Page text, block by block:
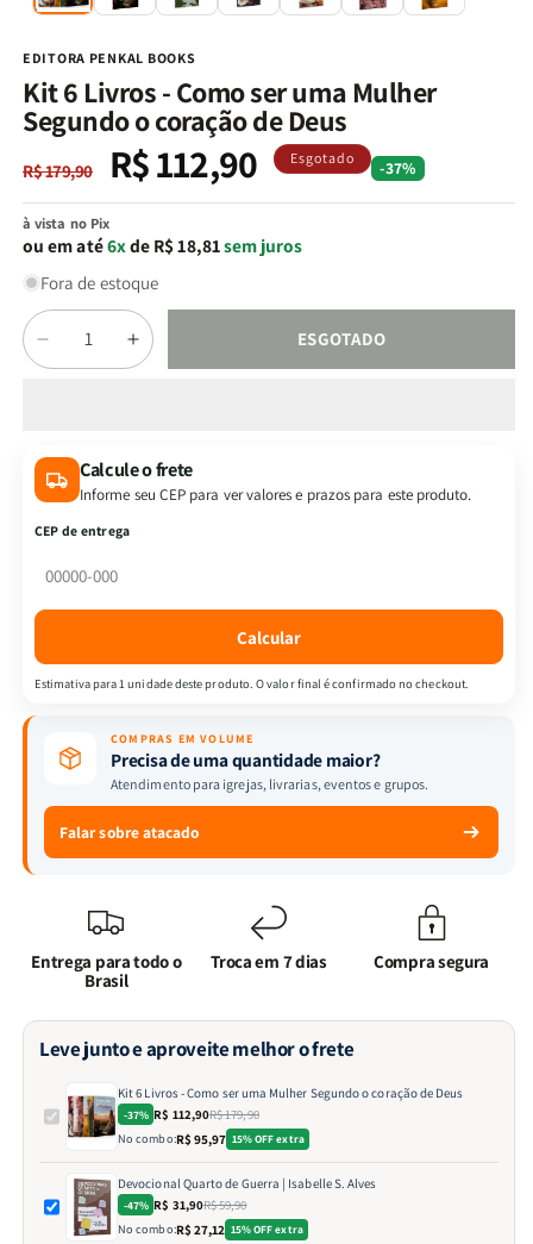
janela
EDITORA PENKAL BOOKS
Kit 6 Livros - Como ser uma Mulher
Segundo o coração de Deus
Preço
normal
R$ 179,90
Preço
promocional
R$ 112,90 Esgotado -37%
à vista no Pix
ou em até6xde R$ 18,81sem juros
Fora de estoque
Quantidade
Diminuir
a
6
Livros
-
ser
o
coração
Deus
Aumentar
a
6
Livros
o
coração
Deus
ESGOTADO
Calcule o frete
Informe seu CEP para ver valores e prazos para este produto.
CEP de entrega
Calcular
Estimativa para 1 unidade deste produto. O valor final é confirmado no checkout.
COMPRAS EM VOLUME
Precisa de uma quantidade maior?
Atendimento para igrejas, livrarias, eventos e grupos.
Falar sobre atacado
Entrega para todo o
Brasil
Troca em 7 dias Compra segura
Leve junto e aproveite melhor o frete
Kit 6 Livros - Como ser uma Mulher Segundo o coração de Deus
-37% R$ 112,90R$ 179,90
No combo:R$ 95,97 15% OFF extra
Devocional Quarto de Guerra | Isabelle S. Alves
-47% R$ 31,90R$ 59,90
No combo:R$ 27,12 15% OFF extra